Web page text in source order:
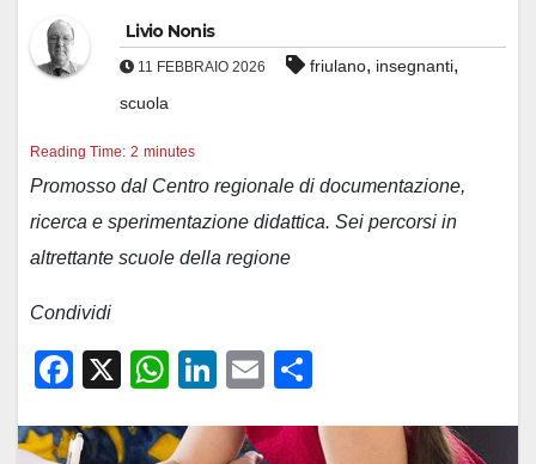
Livio Nonis
11 FEBBRAIO 2026 friulano, insegnanti,
scuola
Reading Time: 2 minutes
Promosso dal Centro regionale di documentazione,
ricerca e sperimentazione didattica. Sei percorsi in
altrettante scuole della regione
Condividi
F
c
X
W
at
Li
k
E
ail n